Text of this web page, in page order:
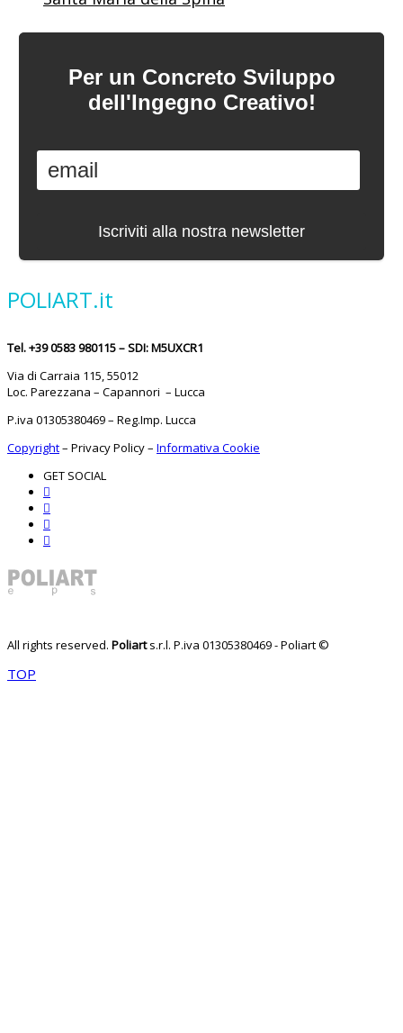
Per un Concreto Sviluppo
dell'Ingegno Creativo!
POLIART.it
Tel. +39 0583 980115 – SDI: M5UXCR1
Via di Carraia 115, 55012
Loc. Parezzana – Capannori – Lucca
P.iva 01305380469 – Reg.Imp. Lucca
Copyright– Privacy Policy– Informativa Cookie
GET SOCIAL
All rights reserved. Poliarts.r.l. P.iva 01305380469 - Poliart ©
TOP